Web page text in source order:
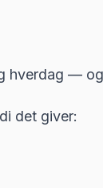
hverdag —
det giver: